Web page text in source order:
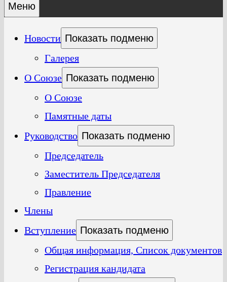
Меню
Новости Показать подменю
Галерея
О Союзе Показать подменю
О Союзе
Памятные даты
Руководство Показать подменю
Председатель
Заместитель Председателя
Правление
Члены
Вступление Показать подменю
Общая информация, Список документов
Регистрация кандидата